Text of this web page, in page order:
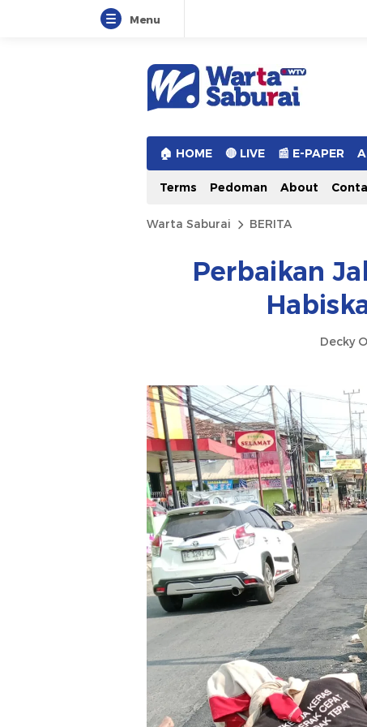
Menu
Warta Saburai
Sumber Informasi Terkini
🏠︎ HOME 🔴 LIVE 📰 E-PAPER
Terms Pedoman About
Warta Saburai BERITA
Perbaikan
Decky